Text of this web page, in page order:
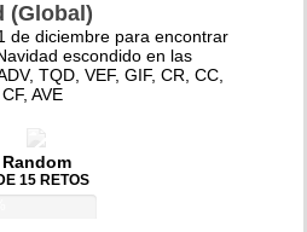
(Global)
de diciembre para encontrar
escondido en las
TQD, VEF, GIF, CR, CC,
AVE
Random
15 RETOS